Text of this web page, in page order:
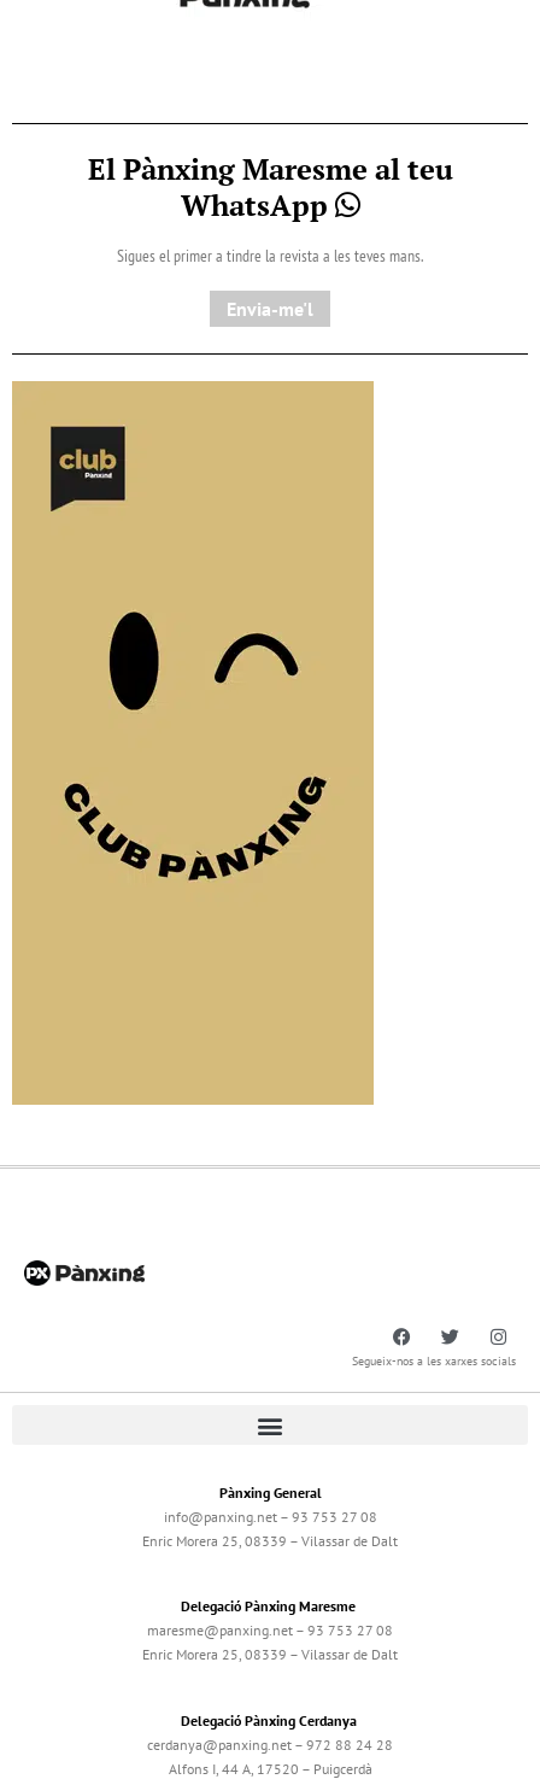
El Pànxing Maresme al teu
WhatsApp
Sigues el primer a tindre la revista a les teves mans.
Envia-me'l
Segueix-nos a les xarxes socials
Pànxing General
info@panxing.net – 93 753 27 08
Enric Morera 25, 08339 – Vilassar de Dalt
Delegació Pànxing Maresme
maresme@panxing.net – 93 753 27 08
Enric Morera 25, 08339 – Vilassar de Dalt
Delegació Pànxing Cerdanya
cerdanya@panxing.net – 972 88 24 28
Alfons I, 44 A, 17520 – Puigcerdà